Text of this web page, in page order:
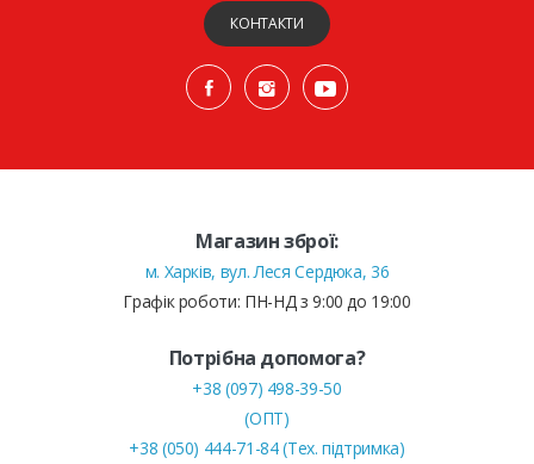
КОНТАКТИ
Магазин зброї:
м. Харків, вул. Леся Сердюка, 36
Графік роботи: ПН-НД з 9:00 до 19:00
Потрібна допомога?
+38 (097) 498-39-50
(ОПТ)
+38 (050) 444-71-84 (Тех. підтримка)